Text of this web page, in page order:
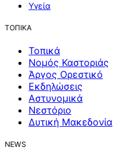
Υγεία
ΤΟΠΙΚΑ
Τοπικά
Νομός Καστοριάς
Άργος Ορεστικό
Εκδηλώσεις
Αστυνομικά
Νεστόριο
Δυτική Μακεδονία
NEWS